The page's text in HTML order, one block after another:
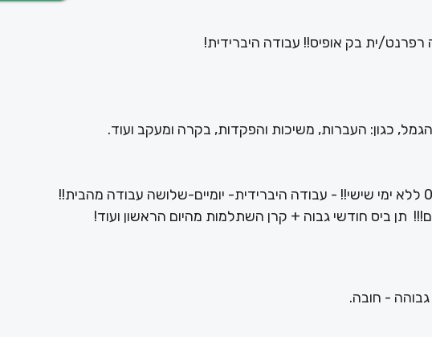
רפרנט/ית בק אופיס!! עבודה היברידית!
כגון: העברות, משיכות והפקדות, בקרה ומעקב ועוד.
גבוהה - חובה.